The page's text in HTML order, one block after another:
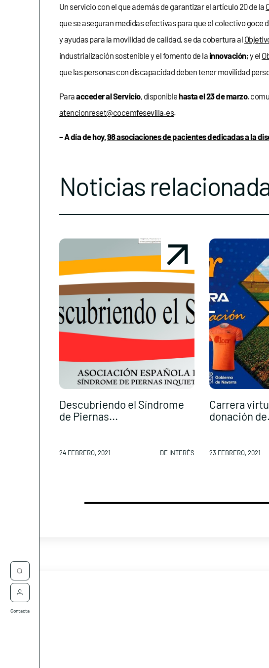
Contacta
Un servicio con el que además de garantizar el artículo 20 de la
que se aseguran medidas efectivas para que el colectivo goce
y ayudas para la movilidad de calidad, se da cobertura al
industrialización sostenible y el fomento de la innovación; y el
que las personas con discapacidad deben tener movilidad
Paraacceder al Servicio, disponiblehasta el 23 de marzo,
atencionreset@cocemfesevilla.es.
– A día de hoy, 98 asociaciones de pacientes dedicadas a la
Noticias
Descubriendo el Síndrome
de Piernas...
24 FEBRERO, 2021 DE INTERÉS
Carrera
donación
23 FEBRERO, 2021